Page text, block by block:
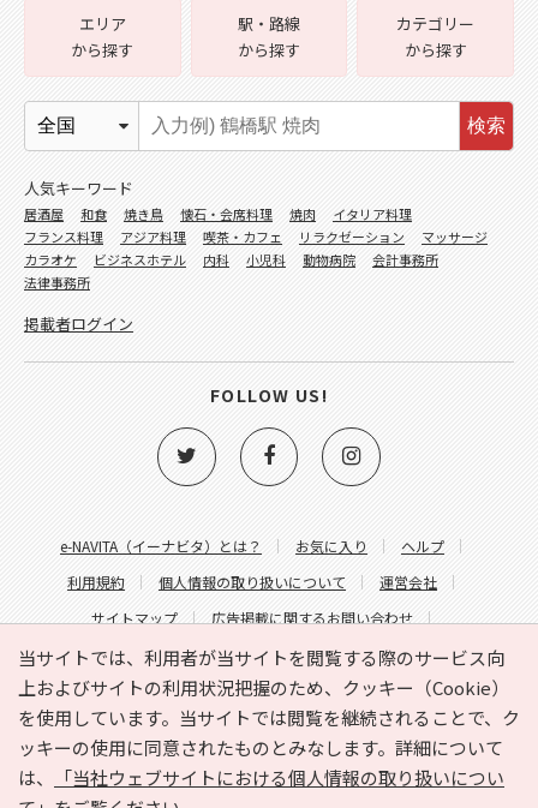
当サイトでは、利用者が当サイトを閲覧する際のサービス向
上およびサイトの利用状況把握のため、クッキー（Cookie）
を使用しています。当サイトでは閲覧を継続されることで、ク
ッキーの使用に同意されたものとみなします。詳細について
は、
「当社ウェブサイトにおける個人情報の取り扱いについ
e-NAVITA（イーナビタ）とは？ お気に入り
ヘルプ
利用規約
個人情報の取り扱いについて
運営会社
サイトマップ
広告掲載に関するお問い合わせ
サイトの内容に関するお問い合わせ
エリア
から探す
駅・路線
から探す
カテゴリー
から探す
検索
人気キーワード
居酒屋 和食 焼き鳥 懐石・会席料理 焼肉
イタリア料理
フランス料理
アジア料理 喫茶・カフェ リラクゼーション
マッサージ
カラオケ
ビジネスホテル 内科 小児科 動物病院
会計事務所
法律事務所
掲載者ログイン
FOLLOW US!